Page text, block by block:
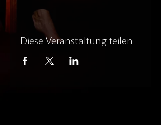
Diese Veranstaltung teilen